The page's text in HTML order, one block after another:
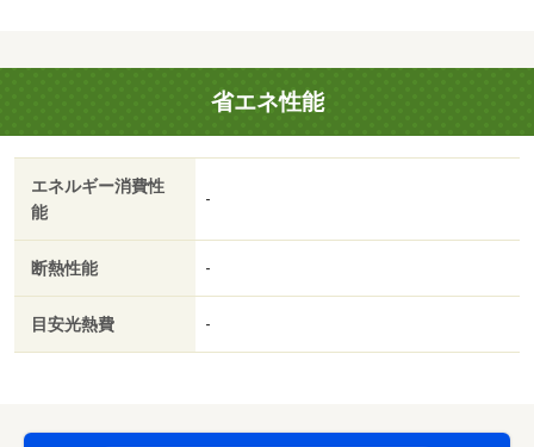
ＴＶインターホン／浴室乾燥機／オートロック／室内洗濯
置／シューズボックス／追焚機能浴室／温水洗浄便座／エ
レベーター／洗面所独立／駐輪場／宅配ボックス／敷金不
要／３口以上コンロ／対面式キッチン／防犯カメラ／ペッ
ト相談／全居室洋室／ウォークインクロゼット／保証人不
要／２沿線利用可／ネット使用料不要／食器洗乾燥機／エ
複層ガラス／エアコン３台／築３年以内／人感照明センサ
ー／ペット専用設備／トイレ未使用／防犯ガラス／太陽光
発電システム／２駅利用可／駅徒歩１０分以内／敷地内ご
礼金２ヶ月／保証会社利用可／ＬＧＢＴフレンドリー／ロ
省エネ性能
エネルギー消費性
能
-
断熱性能 -
目安光熱費 -